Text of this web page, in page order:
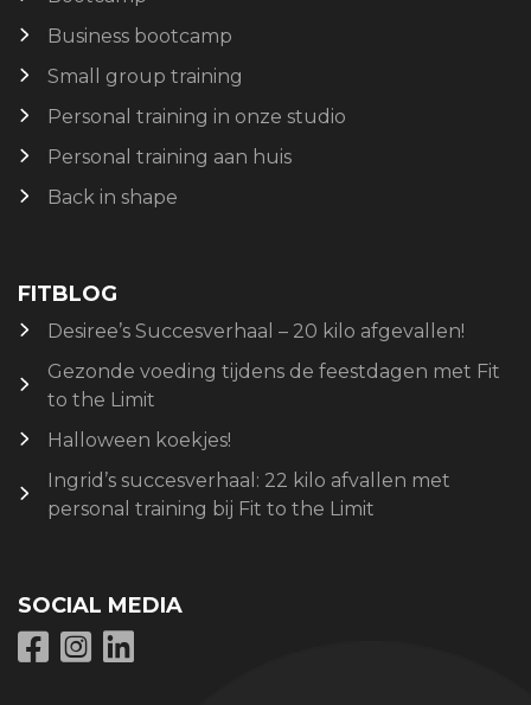
Business bootcamp
Small group training
Personal training in onze studio
Personal training aan huis
Back in shape
FITBLOG
Desiree’s Succesverhaal – 20 kilo afgevallen!
Gezonde voeding tijdens de feestdagen met Fit
to the Limit
Halloween koekjes!
Ingrid’s succesverhaal: 22 kilo afvallen met
personal training bij Fit to the Limit
SOCIAL MEDIA